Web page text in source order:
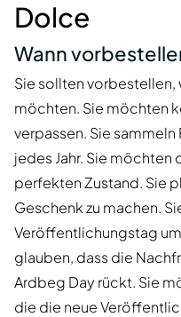
Dolce
Wann
Sie sollten vorbestellen,
möchten. Sie möchten
verpassen. Sie
jedes Jahr. Sie
perfekten Zustand. Sie
Geschenk zu machen.
Veröffentlichungstag
glauben, dass die
Ardbeg Day rückt. Sie
die die neue